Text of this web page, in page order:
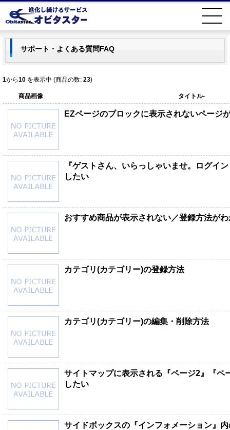
サポート・よくある質問FAQ
1から10 を表示中 (商品の数: 23)
商品画像 タイトル-
EZページのブロックに表示されないページ
『ゲストさん、いらっしゃいませ。ログイ
したい
おすすめ商品が表示されない／登録方法が
カテゴリ(カテゴリー)の登録方法
カテゴリ(カテゴリー)の編集・削除方法
サイトマップに表示される『ページ2』『ペ
したい
サイドボックスの『インフォメーション』